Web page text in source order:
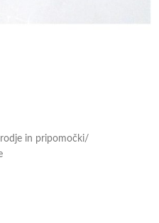
in pripomočki/